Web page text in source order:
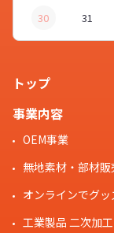
30 31
トップ
事業内容
OEM事業
無地素材・部材販
オンラインでグ
工業製品 二次加工